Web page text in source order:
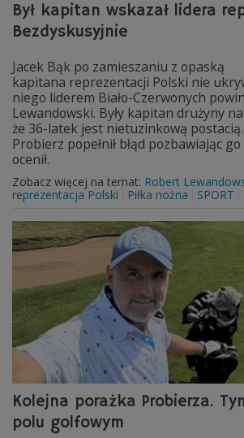
Był kapitan wskazał lidera
Bezdyskusyjnie
Jacek Bąk po zamieszaniu z opaską
kapitana reprezentacji Polski nie
niego liderem Biało-Czerwonych
Lewandowski. Były kapitan drużyny
że 36-latek jest nietuzinkową
Probierz popełnił błąd pozbawiając
ocenił.
Zobacz więcej na temat: Robert
reprezentacja Polski
Piłka nożna SPORT
Kolejna porażka Probierza.
polu golfowym